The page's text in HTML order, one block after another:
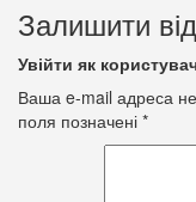
Залишити
Увійти як
Ваша e-mail адреса
поля позначені *